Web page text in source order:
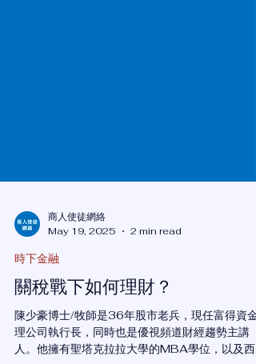
商人使徒網絡
時下金融
關稅戰下如何理財？
陳少豪博士/牧師是36年股市老兵，現任富得資金